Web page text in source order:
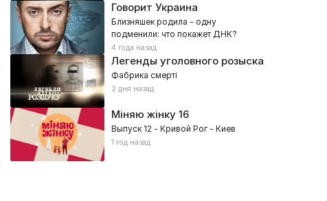
Говорит Украина
Близняшек родила – одну
подменили: что покажет ДНК?
4 года назад
Легенды уголовного розыска
Фабрика смерті
2 дня назад
Міняю жінку16
Выпуск 12 - Кривой Рог – Киев
1 год назад